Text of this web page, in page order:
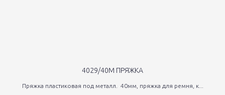
4029/40М ПРЯЖКА
Пряжка пластиковая под металл. 40мм, пряжка для ремня, к...